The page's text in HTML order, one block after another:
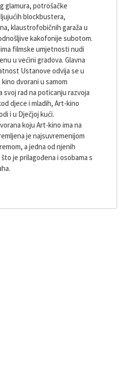
glamura, potrošačke
blockbustera,
klaustrofobičnih garaža u
kakofonije subotom.
filmske umjetnosti nudi
u većini gradova. Glavna
Ustanove odvija se u
dvorani u samom
svoj rad na poticanju razvoja
djece i mladih, Art-kino
i u Dječjoj kući.
koju Art-kino ima na
je najsuvremenijom
a jedna od njenih
je prilagođena i osobama s